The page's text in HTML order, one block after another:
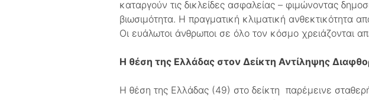
καταργούν τις δικλείδες ασφαλείας – φιμώνοντας
βιωσιμότητα. Η πραγματική κλιματική ανθεκτικότητα
Οι ευάλωτοι άνθρωποι σε όλο τον κόσμο χρειάζονται
Η θέση της Ελλάδας στον Δείκτη Αντίληψης
Η θέση της Ελλάδας (49) στο δείκτη παρέμεινε